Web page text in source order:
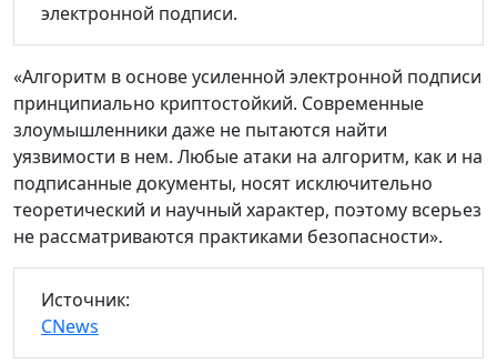
электронной подписи.
«Алгоритм в основе усиленной электронной подписи
принципиально криптостойкий. Современные
злоумышленники даже не пытаются найти
уязвимости в нем. Любые атаки на алгоритм, как и на
подписанные документы, носят исключительно
теоретический и научный характер, поэтому всерьез
не рассматриваются практиками безопасности».
Источник:
CNews